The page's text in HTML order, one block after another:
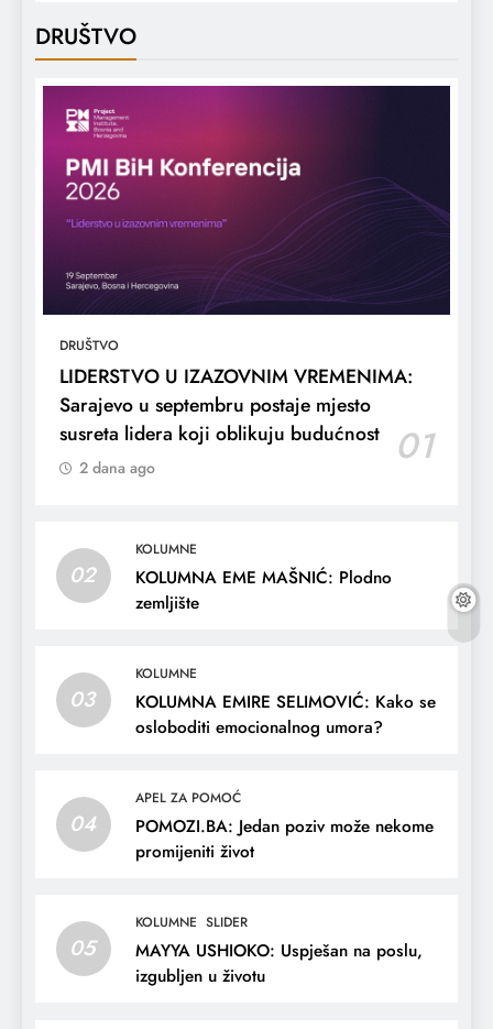
DRUŠTVO
DRUŠTVO
LIDERSTVO U IZAZOVNIM VREMENIMA:
Sarajevo u septembru postaje mjesto
susreta lidera koji oblikuju budućnost
01
2 dana ago
02
KOLUMNE
KOLUMNA EME MAŠNIĆ: Plodno
zemljište
03
KOLUMNE
KOLUMNA EMIRE SELIMOVIĆ: Kako se
osloboditi emocionalnog umora?
04
APEL ZA POMOĆ
POMOZI.BA: Jedan poziv može nekome
promijeniti život
05
KOLUMNE SLIDER
MAYYA USHIOKO: Uspješan na poslu,
izgubljen u životu